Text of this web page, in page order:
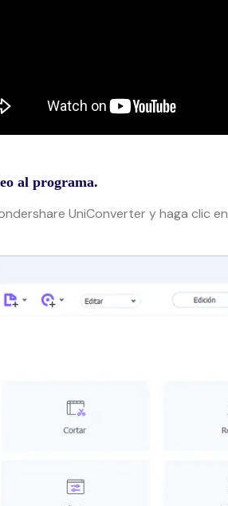
al programa.
UniConverter y haga clic